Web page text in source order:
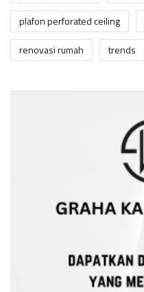
plafon perforated ceiling
renovasi rumah
trends